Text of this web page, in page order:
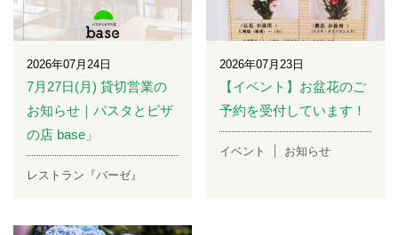
2026年07月24日
7月27日(月) 貸切営業の
お知らせ｜パスタとピザ
の店 base」
レストラン『バーゼ』
2026年07月23日
【イベント】お盆花のご
予約を受付しています！
イベント お知らせ